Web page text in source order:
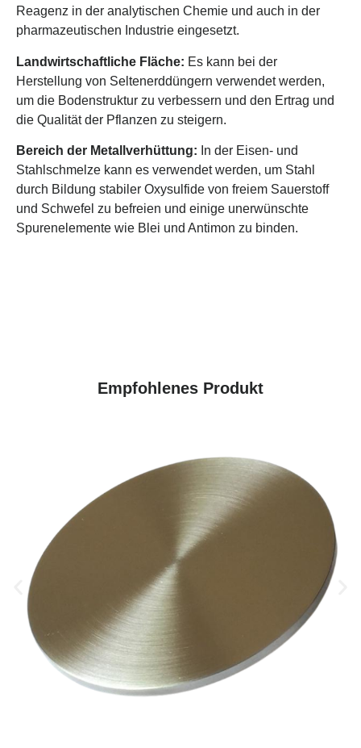
Reagenz in der analytischen Chemie und auch in der
pharmazeutischen Industrie eingesetzt.
Landwirtschaftliche Fläche: Es kann bei der
Herstellung von Seltenerddüngern verwendet werden,
um die Bodenstruktur zu verbessern und den Ertrag und
die Qualität der Pflanzen zu steigern.
Bereich der Metallverhüttung: In der Eisen- und
Stahlschmelze kann es verwendet werden, um Stahl
durch Bildung stabiler Oxysulfide von freiem Sauerstoff
und Schwefel zu befreien und einige unerwünschte
Spurenelemente wie Blei und Antimon zu binden.
Empfohlenes Produkt